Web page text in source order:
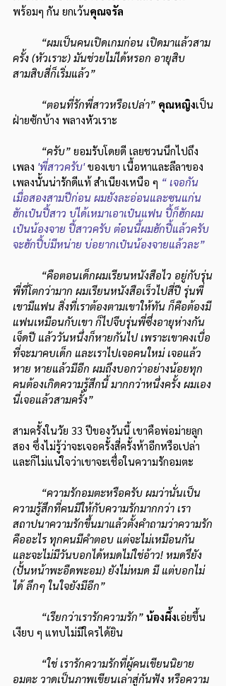
พร้อมๆ กัน ยกเว้นคุณจรัล
“ผมเป็นคนเปิดเกมก่อน เปิดมาแล้วสาม
ครั้ง (หัวเราะ) มันช่วยไม่ได้หรอก อายุสิบ
สามสิบสี่ก็เริ่มแล้ว”
“ตอนที่รักพี่สาวหรือเปล่า” คุณหญิงเป็น
ฝ่ายซักบ้าง พลางหัวเราะ
“ครับ” ยอมรับโดยดี เลยชวนนึกไปถึง
เพลง 'พี่สาวครับ' ของเขา เนื้อหาและลีลาของ
เพลงนั้นน่ารักดีแท้ สำเนียงเหนือ ๆ “ เจอกัน
เมื่อสองสามปีก่อน ผมยังละอ่อนและซนแก่น
ฮักเป๋นปี้สาว บ่ได้เหมาเอาเป๋นแฟน ปี้ก็ฮักผม
เป๋นน้องจาย ปี้สาวครับ ต๋อนนี้ผมฮักปี้แล้วครับ
จะฮักปี้บ่มีหน่าย บ่อยากเป๋นน้องจายแล้วละ”
“คือตอนเด็กผมเรียนหนังสือไว อยู่กับรุ่น
พี่ที่โตกว่ามาก ผมเรียนหนังสือเร็วไปสี่ปี รุ่นพี่
เขามีแฟน สิ่งที่เราต้องตามเขาให้ทัน ก็คือต้องมี
แฟนเหมือนกับเขา ก็ไปจีบรุ่นพี่ซึ่งอายุห่างกัน
เจ็ดปี แล้ววันหนึ่งก็หายกันไป เพราะเขาคงเบื่อ
ที่จะมาคบเด็ก และเราไปเจอคนใหม่ เจอแล้ว
หาย หายแล้วมีอีก ผมถึงบอกว่าอย่างน้อยทุก
คนต้องเกิดความรู้สึกนี้ มากกว่าหนึ่งครั้ง ผมเอง
นี่เจอแล้วสามครั้ง”
สามครั้งในวัย 33 ปีของวันนี้ เขาคือพ่อม่ายลูก
สอง ซึ่งไม่รู้ว่าจะเจอครั้งสี่ครั้งห้าอีกหรือเปล่า
และก็ไม่แน่ใจว่าเขาจะเชื่อในความรักอมตะ
“ความรักอมตะหรือครับ ผมว่านั่นเป็น
ความรู้สึกที่คนมีให้กับความรักมากกว่า เรา
สถาปนาความรักขึ้นมาแล้วตั้งคำถามว่าความรัก
คืออะไร ทุกคนมีคำตอบ แต่จะไม่เหมือนกัน
และจะไม่มีวันบอกได้หมดไม่ใช่อ้าว! หมดรึยัง
(ปั้นหน้าพะอืดพะอม) ยังไม่หมด มี แต่บอกไม่
ได้ ลึกๆ ในใจยังมีอีก”
“เรียกว่าเรารักความรัก” น้องผึ้งเอ่ยขึ้น
เงียบ ๆ แทบไม่มีใครได้ยิน
“ใช่ เรารักความรักที่ผู้คนเขียนนิยาย
อมตะ วาดเป็นภาพเขียนเล่าสู่กันฟัง หรือความ